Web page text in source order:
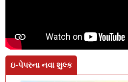
ઇ-પેપરના નવા શુલ્ક